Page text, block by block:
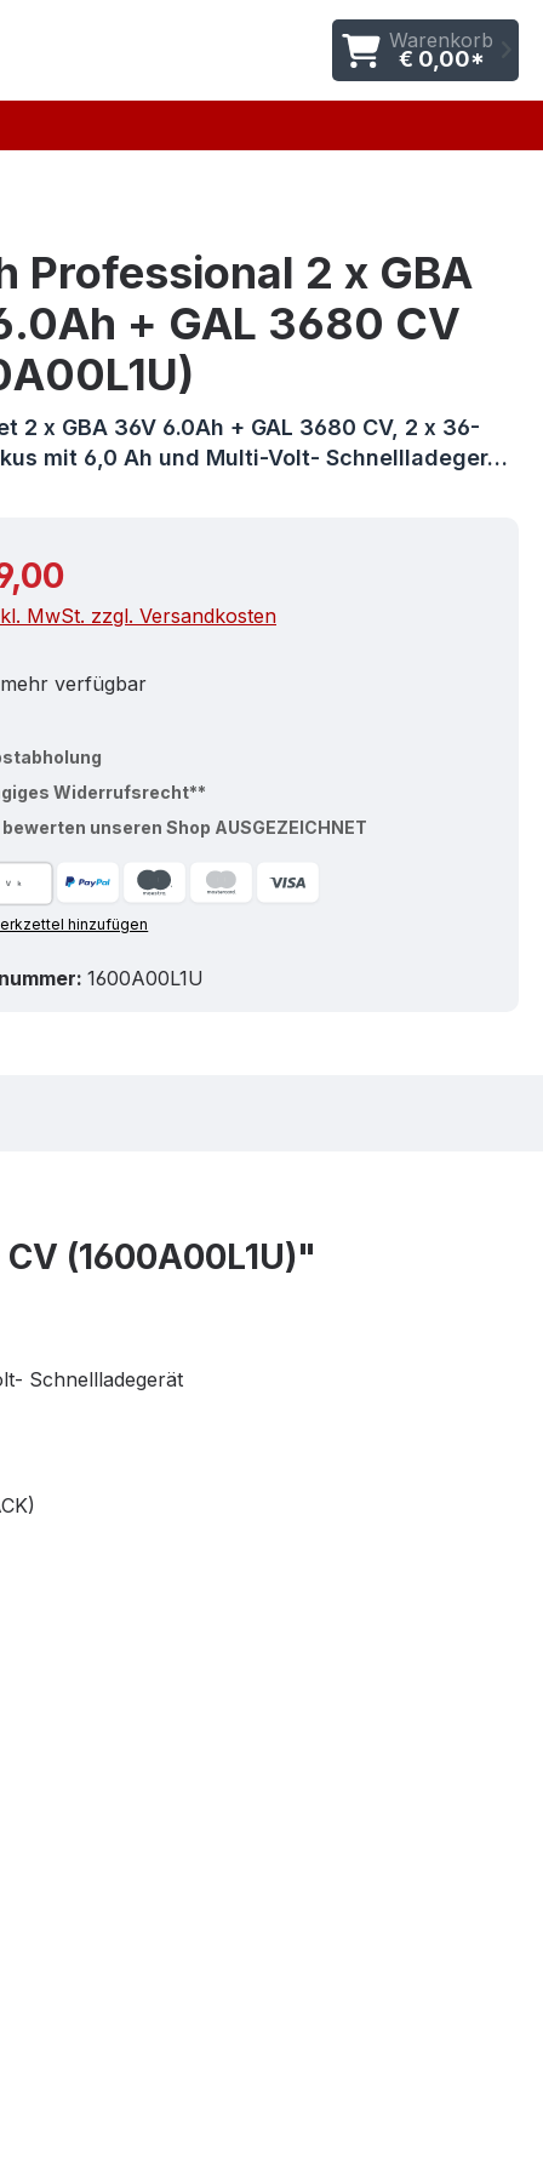
Warenkorb
€ 0,00*
Professional 2 x GBA
+ GAL 3680 CV
2 x GBA 36V 6.0Ah + GAL 3680 CV, 2 x 36-
mit 6,0 Ah und Multi-Volt- Schnellladeger…
Preis:
MwSt. zzgl. Versandkosten
verfügbar
Widerrufsrecht**
bewerten unseren Shop AUSGEZEICHNET
hinzufügen
1600A00L1U
(1600A00L1U)"
Schnellladegerät